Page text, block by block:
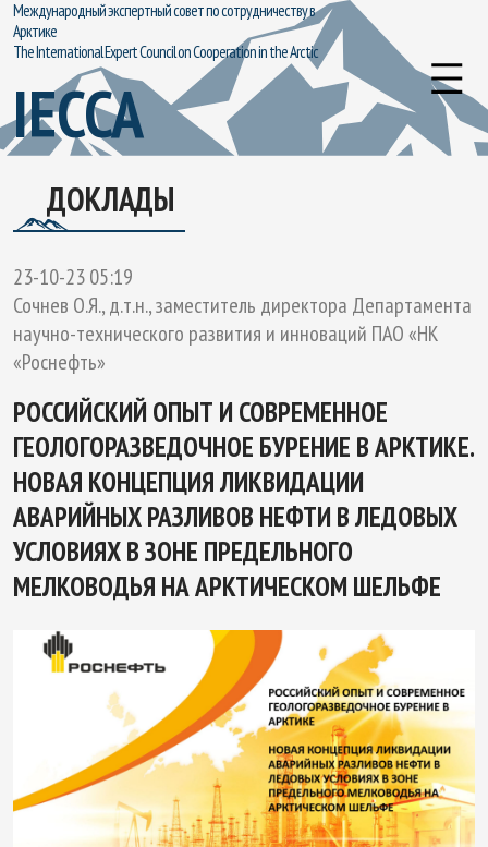
Международный экспертный совет по сотрудничеству в
Арктике
The International Expert Council on Cooperation in the Arctic
IECCA
ДОКЛАДЫ
23-10-23 05:19
Сочнев О.Я., д.т.н., заместитель директора Департамента
научно-технического развития и инноваций ПАО «НК
«Роснефть»
РОССИЙСКИЙ ОПЫТ И СОВРЕМЕННОЕ
ГЕОЛОГОРАЗВЕДОЧНОЕ БУРЕНИЕ В АРКТИКЕ.
НОВАЯ КОНЦЕПЦИЯ ЛИКВИДАЦИИ
АВАРИЙНЫХ РАЗЛИВОВ НЕФТИ В ЛЕДОВЫХ
УСЛОВИЯХ В ЗОНЕ ПРЕДЕЛЬНОГО
МЕЛКОВОДЬЯ НА АРКТИЧЕСКОМ ШЕЛЬФЕ